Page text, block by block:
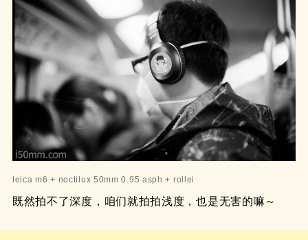
leica m6 + noctilux 50mm 0.95 asph + rollei
既然拍不了深度，咱们就拍拍浅度，也是无害的嘛～